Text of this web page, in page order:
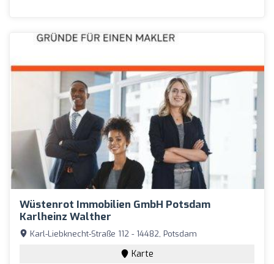
Wüstenrot Immobilien GmbH Potsdam
Karlheinz Walther
Karl-Liebknecht-Straße 112 - 14482, Potsdam
Karte